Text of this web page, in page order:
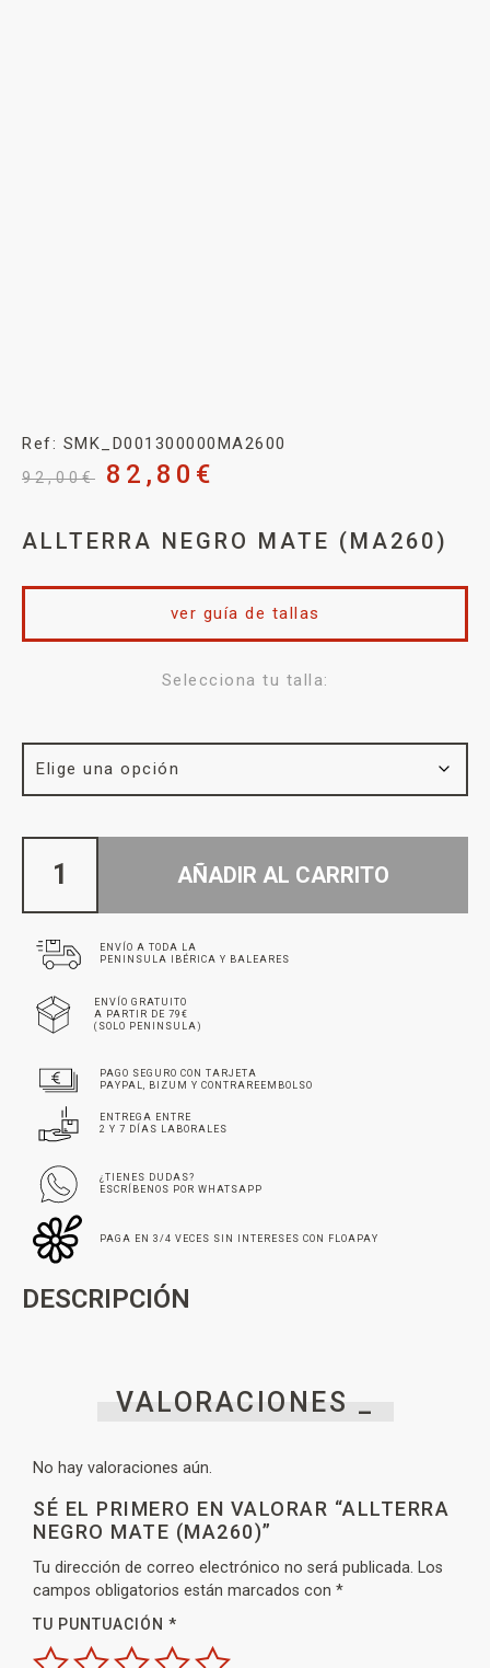
Ref: SMK_D001300000MA2600
92,00€ 82,80 €
ALLTERRA NEGRO MATE (MA260)
Selecciona tu talla:
ver guía de tallas
AÑADIR AL CARRITO
ENVÍO A TODA LA
PENINSULA IBÉRICA Y BALEARES
ENVÍO GRATUITO
A PARTIR DE 79€
(SOLO PENINSULA)
PAGO SEGURO CON TARJETA
PAYPAL, BIZUM Y CONTRAREEMBOLSO
ENTREGA ENTRE
2 Y 7 DÍAS LABORALES
¿TIENES DUDAS?
ESCRÍBENOS POR WHATSAPP
PAGA EN 3/4 VECES SIN INTERESES CON FLOAPAY
DESCRIPCIÓN
VALORACIONES _
No hay valoraciones aún.
SÉ EL PRIMERO EN VALORAR “ALLTERRA
NEGRO MATE (MA260)”
Tu dirección de correo electrónico no será publicada. Los
campos obligatorios están marcados con *
TU PUNTUACIÓN *